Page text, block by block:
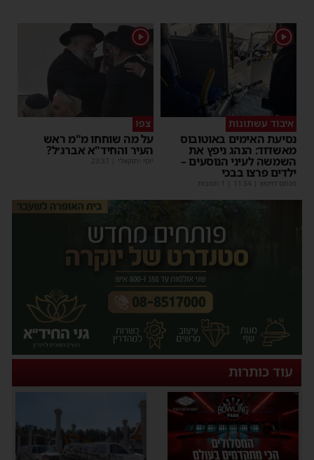
1
איבוד עשתונות
נסיעת האימים באוטובוס
מאשדוד: הנהג ניפץ את
השמשה לעיני הנוסעים –
ילדים פרצו בבכי
מנחם דויטש 11:34
1
צפו
על מה שוחחו מ"מ ראש
העיר והחיד"א אברג׳ל?
יוסי יחזקאלי 23:37
עוד כותרות